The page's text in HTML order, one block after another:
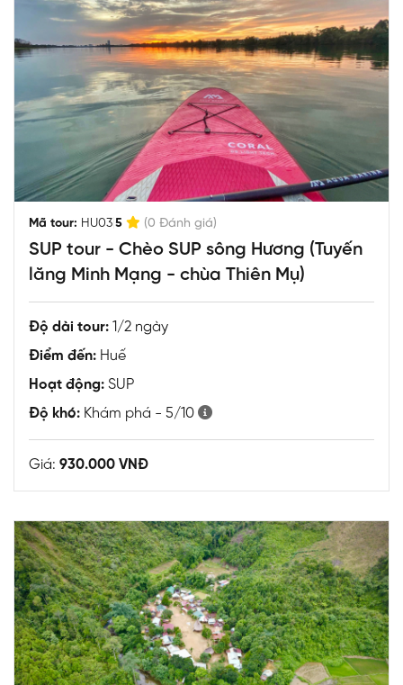
Mã tour: HU03 5 (0 Đánh giá)
SUP tour - Chèo SUP sông Hương (Tuyến
lăng Minh Mạng - chùa Thiên Mụ)
Độ dài tour: 1/2 ngày
Điểm đến: Huế
Hoạt động: SUP
Độ khó: Khám phá - 5/10
Giá: 930.000 VNĐ